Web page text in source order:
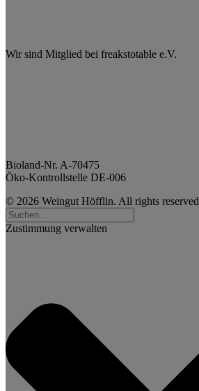
Wir sind Mitglied bei freakstotable e.V.
Bioland-Nr. A-70475
Öko-Kontrollstelle DE-006
© 2026 Weingut Höfflin. All rights reserved
Zustimmung verwalten